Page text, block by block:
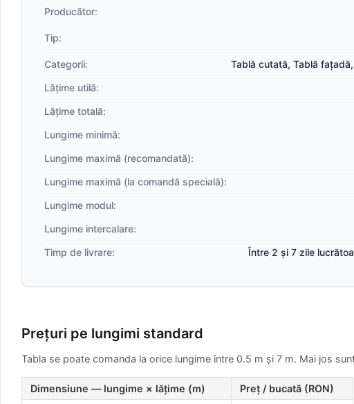
Producător:
Tip:
Categorii: Tablă cutată, Tablă fațadă,
Lățime utilă:
Lățime totală:
Lungime minimă:
Lungime maximă (recomandată):
Lungime maximă (la comandă specială):
Lungime modul:
Lungime intercalare:
Timp de livrare:
Între 2 și 7 zile
Prețuri pe lungimi standard
Tabla se poate comanda la orice lungime între 0.5 m și 7 m. Mai jos
Dimensiune — lungime × lățime (m)
Preț / bucată (RON)